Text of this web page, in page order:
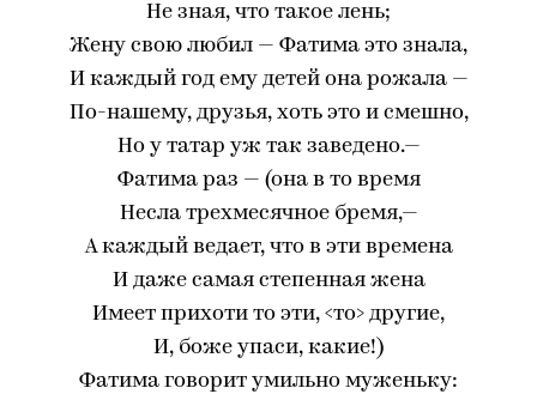
Не зная, что такое лень;
Жену свою любил — Фатима это знала,
И каждый год ему детей она рожала —
По-нашему, друзья, хоть это и смешно,
‎Но у татар уж так заведено.—
Фатима раз — (она в то время
Несла трехмесячное бремя,—
А каждый ведает, что в эти времена
И даже самая степенная жена
Имеет прихоти то эти, <то> другие,
И, боже упаси, какие!)
Фатима говорит умильно муженьку: